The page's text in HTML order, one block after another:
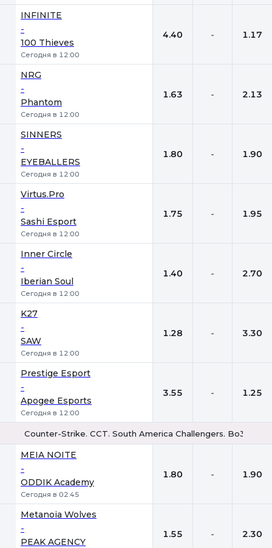
INFINITE
-
100 Thieves
Сегодня в 12:00
4.40 - 1.17
NRG
-
Phantom
Сегодня в 12:00
1.63 - 2.13
SINNERS
-
EYEBALLERS
Сегодня в 12:00
1.80 - 1.90
Virtus.Pro
-
Sashi Esport
Сегодня в 12:00
1.75 - 1.95
Inner Circle
-
Iberian Soul
Сегодня в 12:00
1.40 - 2.70
K27
-
SAW
Сегодня в 12:00
1.28 - 3.30
Prestige Esport
-
Apogee Esports
Сегодня в 12:00
3.55 - 1.25
Counter-Strike. CCT. South America Challengers. Bo3
MEIA NOITE
-
ODDIK Academy
Сегодня в 02:45
1.80 - 1.90
Metanoia Wolves
-
PEAK AGENCY
1.55 - 2.30